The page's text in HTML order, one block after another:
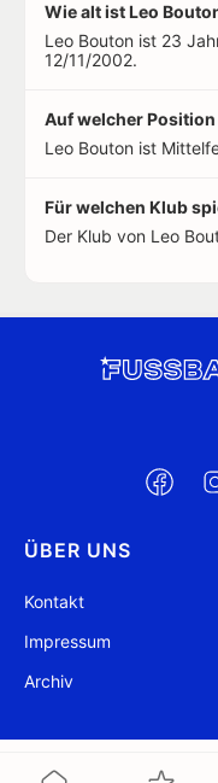
Wie alt ist Leo
Leo Bouton ist 23
12/11/2002.
Auf welcher
Leo Bouton ist
Für welchen Klub
Der Klub von Leo
ÜBER UNS
Kontakt
Impressum
Archiv